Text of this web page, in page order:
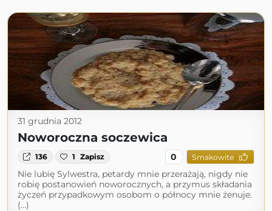
31 grudnia 2012
Noworoczna soczewica
136 1 Zapisz 0 Smakowite
Nie lubię Sylwestra, petardy mnie przerażają, nigdy nie
robię postanowień noworocznych, a przymus składania
życzeń przypadkowym osobom o północy mnie żenuje.
(...)